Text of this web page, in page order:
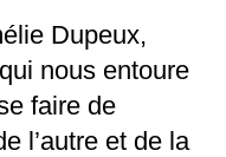
Dupeux,
nous entoure
faire de
l’autre et de la